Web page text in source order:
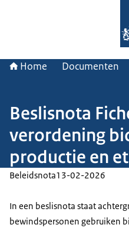
Home Documenten
Beslisnota
verordening
productie en
Beleidsnota13-02-2026
In een beslisnota staat
bewindspersonen gebruiken